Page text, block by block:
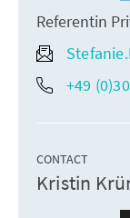
Referentin
+49
CONTACT
Kristin